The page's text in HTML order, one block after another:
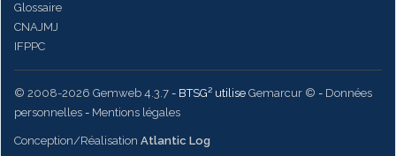
Glossaire
CNAJMJ
IFPPC
© 2008-2026 Gemweb 4.3.7 - BTSG² utilise Gemarcur © - Données
personnelles - Mentions légales
Conception/Réalisation Atlantic Log